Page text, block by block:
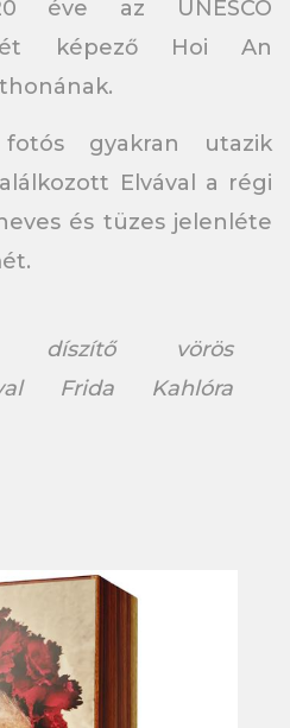
éve az UNESCO
képező Hoi An
gyakran utazik
Elvával a régi
és tüzes jelenléte
vörös
Frida Kahlóra